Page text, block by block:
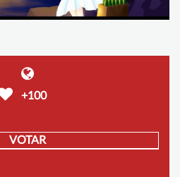
+100
VOTAR